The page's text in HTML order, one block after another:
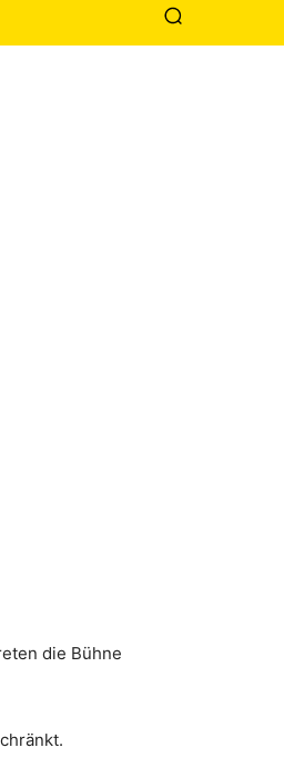
die Bühne